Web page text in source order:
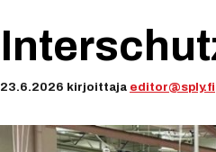
23.6.2026 kirjoittaja editor@sply.fi